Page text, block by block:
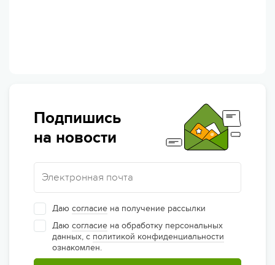
Подпишись
на новости
Даю согласие на получение рассылки
Даю согласие на обработку персональных
данных, с политикой конфиденциальности
ознакомлен.